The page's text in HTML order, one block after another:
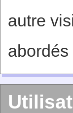
autre